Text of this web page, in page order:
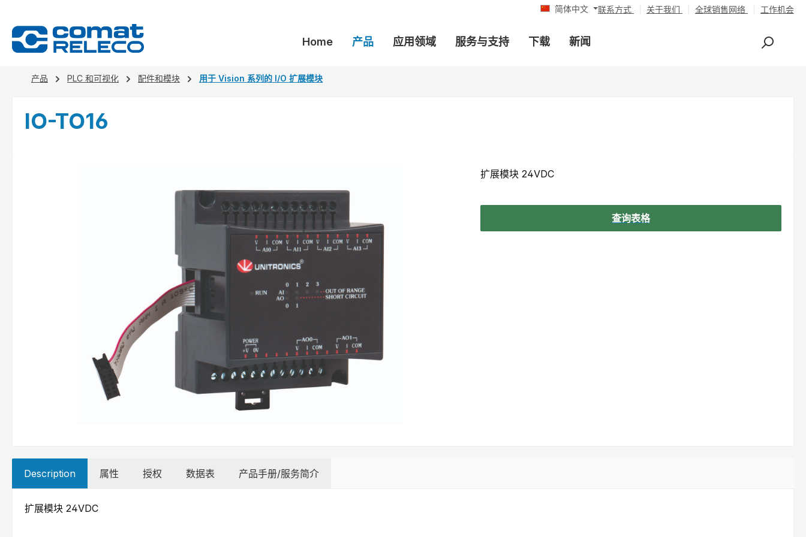
简体中文 联系方式 关于我们 全球销售网络 工作机会
Home 产品 应用领域 服务与支持 下载 新闻
产品 PLC 和可视化 配件和模块 用于 Vision 系列的 I/O 扩展模块
IO-TO16
扩展模块 24VDC
查询表格
Description 属性 授权 数据表 产品手册/服务简介
扩展模块 24VDC